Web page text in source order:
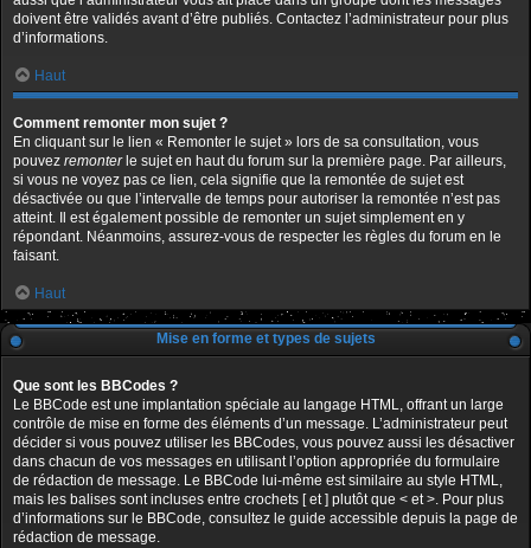
doivent être validés avant d’être publiés. Contactez l’administrateur pour plus
d’informations.
Haut
Comment remonter mon sujet ?
En cliquant sur le lien « Remonter le sujet » lors de sa consultation, vous
pouvez remonterle sujet en haut du forum sur la première page. Par ailleurs,
si vous ne voyez pas ce lien, cela signifie que la remontée de sujet est
désactivée ou que l’intervalle de temps pour autoriser la remontée n’est pas
atteint. Il est également possible de remonter un sujet simplement en y
répondant. Néanmoins, assurez-vous de respecter les règles du forum en le
faisant.
Haut
Mise en forme et types de sujets
Que sont les BBCodes ?
Le BBCode est une implantation spéciale au langage HTML, offrant un large
contrôle de mise en forme des éléments d’un message. L’administrateur peut
décider si vous pouvez utiliser les BBCodes, vous pouvez aussi les désactiver
dans chacun de vos messages en utilisant l’option appropriée du formulaire
de rédaction de message. Le BBCode lui-même est similaire au style HTML,
mais les balises sont incluses entre crochets [ et ] plutôt que < et >. Pour plus
d’informations sur le BBCode, consultez le guide accessible depuis la page de
rédaction de message.